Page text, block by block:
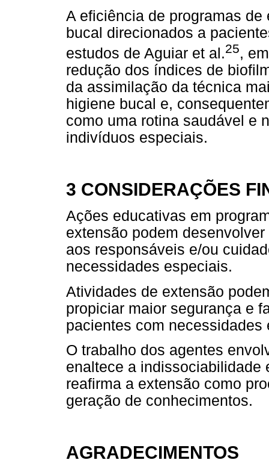
A eficiência de programas
bucal direcionados a
estudos de Aguiar et al.25,
redução dos índices de
da assimilação da técnica
higiene bucal e,
como uma rotina saudável e
indivíduos especiais.
3 CONSIDERAÇÕES
Ações educativas em
extensão podem
aos responsáveis e/ou
necessidades especiais.
Atividades de extensão
propiciar maior segurança e
pacientes com necessidades
O trabalho dos agentes
enaltece a indissociabilidade
reafirma a extensão como
geração de conhecimentos.
AGRADECIMENTOS